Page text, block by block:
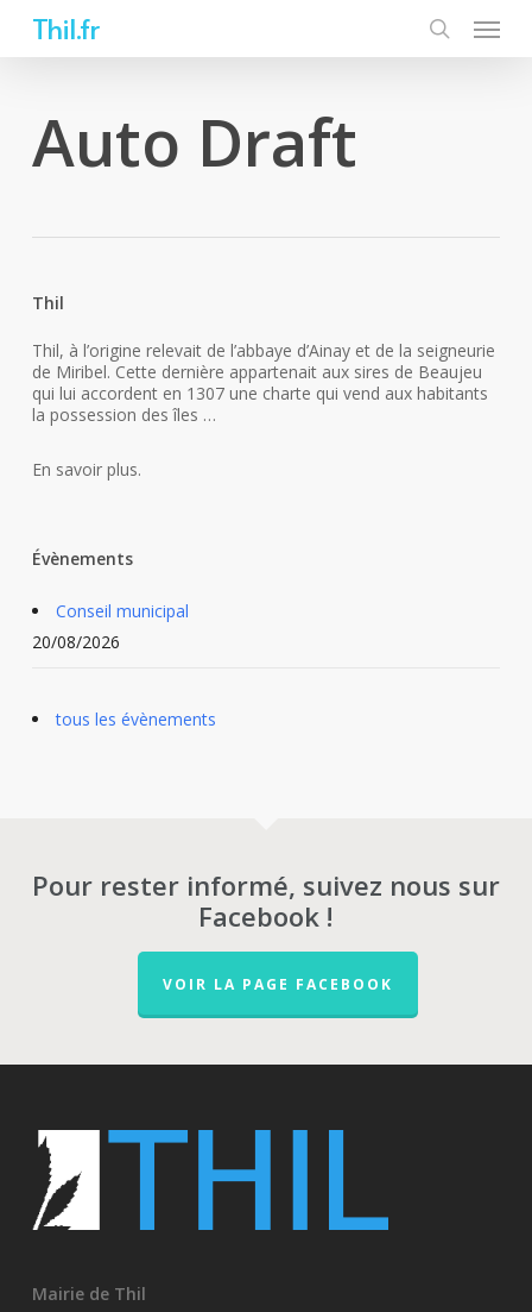
Thil.fr
Auto Draft
Thil
Thil, à l’origine relevait de l’abbaye d’Ainay et de la seigneurie
de Miribel. Cette dernière appartenait aux sires de Beaujeu
qui lui accordent en 1307 une charte qui vend aux habitants
la possession des îles …
En savoir plus.
Évènements
Conseil municipal
20/08/2026
tous les évènements
Pour rester informé, suivez nous sur
Facebook !
VOIR LA PAGE FACEBOOK
Mairie de Thil